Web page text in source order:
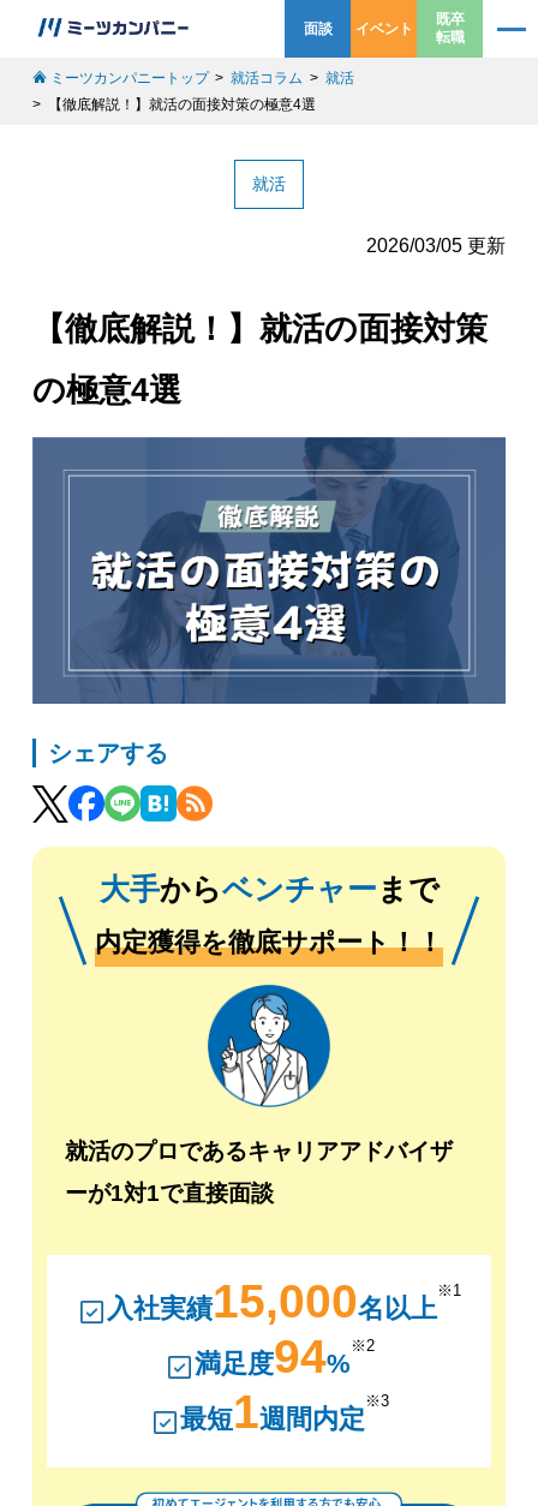
面談 イベント
既卒
転職
ミーツカンパニートップ 就活コラム
就活
【徹底解説！】就活の面接対策の極意4選
就活
2026/03/05 更新
【徹底解説！】就活の面接対策
の極意4選
シェアする
大手からベンチャー まで
内定獲得を徹底サポート！！
就活のプロであるキャリアアドバイザ
ーが1対1で直接面談
入社実績15,000名以上
※1
満足度94%
※2
最短1週間内定
※3